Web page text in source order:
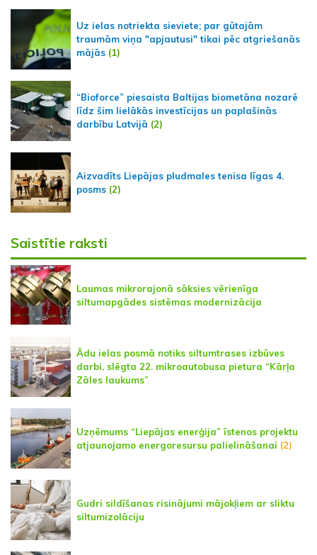
Uz ielas notriekta sieviete; par gūtajām
traumām viņa "apjautusi" tikai pēc atgriešanās
mājās (1)
“Bioforce” piesaista Baltijas biometāna nozarē
līdz šim lielākās investīcijas un paplašinās
darbību Latvijā (2)
Aizvadīts Liepājas pludmales tenisa līgas 4.
posms (2)
Saistītie raksti
Laumas mikrorajonā sāksies vērienīga
siltumapgādes sistēmas modernizācija
Ādu ielas posmā notiks siltumtrases izbūves
darbi, slēgta 22. mikroautobusa pietura “Kārļa
Zāles laukums”
Uzņēmums “Liepājas enerģija” īstenos projektu
atjaunojamo energoresursu palielināšanai (2)
Gudri sildīšanas risinājumi mājokļiem ar sliktu
siltumizolāciju